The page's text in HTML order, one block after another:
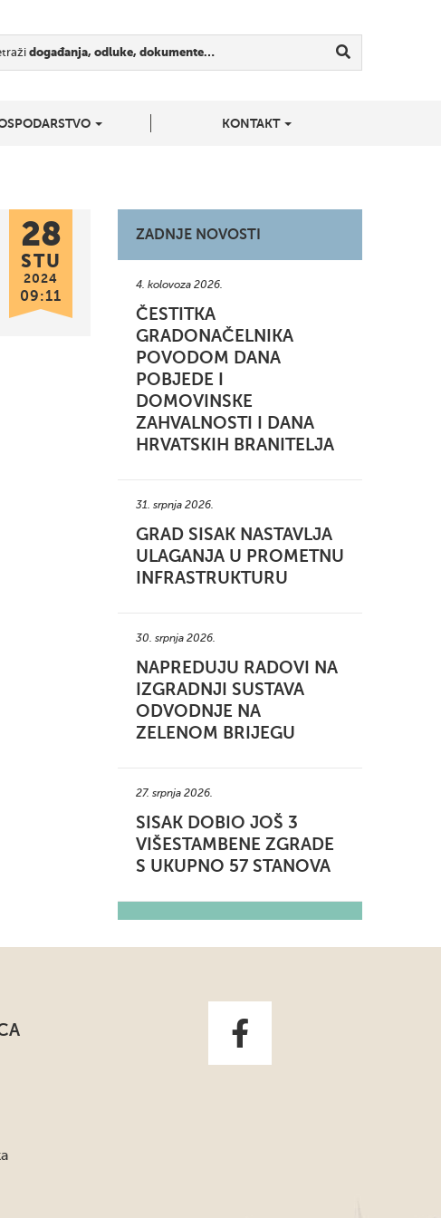
događanja, odluke, dokumente…
KONTAKT
28
STU
2024
09:11
ZADNJE NOVOSTI
4. kolovoza 2026.
ČESTITKA
GRADONAČELNIKA
POVODOM DANA
POBJEDE I
DOMOVINSKE
ZAHVALNOSTI I DANA
HRVATSKIH BRANITELJA
31. srpnja 2026.
GRAD SISAK NASTAVLJA
ULAGANJA U PROMETNU
INFRASTRUKTURU
30. srpnja 2026.
NAPREDUJU RADOVI NA
IZGRADNJI SUSTAVA
ODVODNJE NA
ZELENOM BRIJEGU
27. srpnja 2026.
SISAK DOBIO JOŠ 3
VIŠESTAMBENE ZGRADE
S UKUPNO 57 STANOVA